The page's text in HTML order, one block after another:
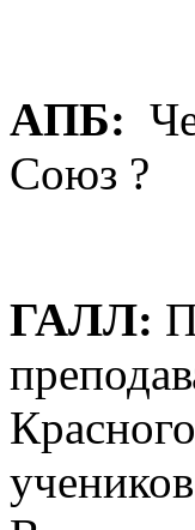
AПБ:
Союз ?
ГАЛЛ: